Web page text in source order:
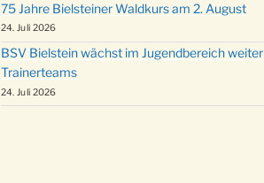
75 Jahre Bielsteiner Waldkurs am 2. August
24. Juli 2026
BSV Bielstein wächst im Jugendbereich
Trainerteams
24. Juli 2026